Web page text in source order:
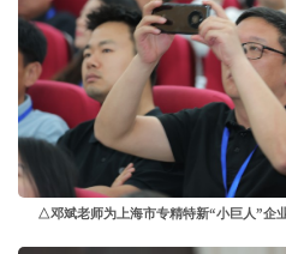
△邓斌老师为上海市专精特新“小巨人”企